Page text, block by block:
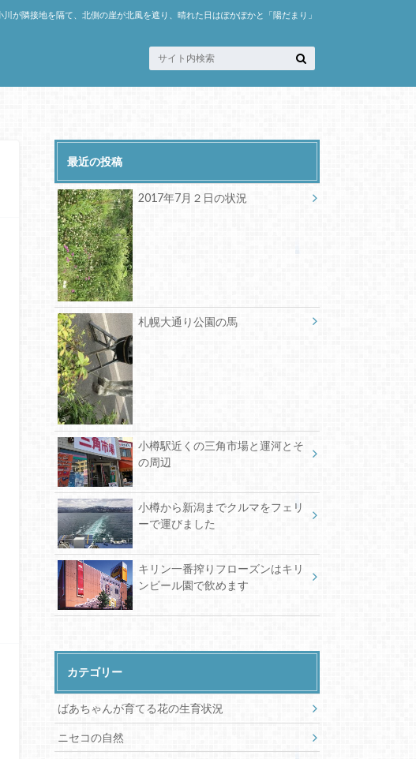
が隣接地を隔て、北側の崖が北風を遮り、晴れた日はぽかぽかと「陽だまり」
最近の投稿
2017年7月２日の状況
札幌大通り公園の馬
小樽駅近くの三角市場と運河とそ
の周辺
小樽から新潟までクルマをフェリ
ーで運びました
キリン一番搾りフローズンはキリ
ンビール園で飲めます
カテゴリー
ばあちゃんが育てる花の生育状況
ニセコの自然